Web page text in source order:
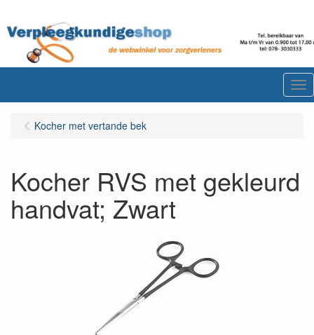
Kocher met vertande bek
Kocher RVS met gekleurd
handvat; Zwart